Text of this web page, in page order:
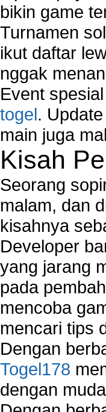
bikin game
Turnamen
ikut daftar
nggak
Event
togel.
main juga
Kisah
Seorang
malam, dan
kisahnya
Developer
yang jarang
pada
mencoba
mencari tips
Dengan
Togel178
dengan